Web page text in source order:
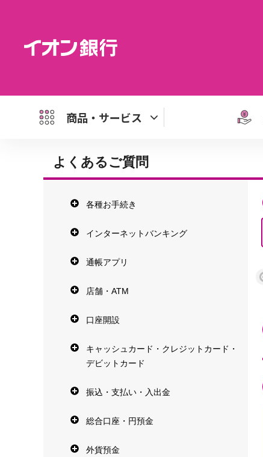
商品・サービス
よくあるご質問
各種お手続き
インターネットバンキング
通帳アプリ
店舗・ATM
口座開設
キャッシュカード・クレジットカード・
デビットカード
振込・支払い・入出金
総合口座・円預金
外貨預金